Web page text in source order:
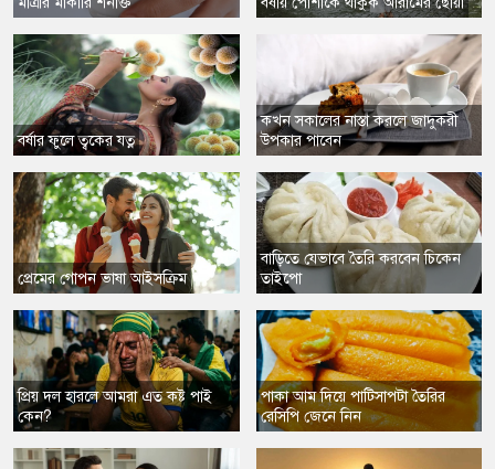
বর্ষার ফুলে ত্বকের যত্ন
প্রেমের গোপন ভাষা আইসক্রিম
প্রিয় দল হারলে আমরা এত কষ্ট পাই
কেন?
কখন সকালের নাস্তা করলে জাদুকরী
উপকার পাবেন
বাড়িতে যেভাবে তৈরি করবেন চিকেন
তাইপো
পাকা আম দিয়ে পাটিসাপটা তৈরির
রেসিপি জেনে নিন